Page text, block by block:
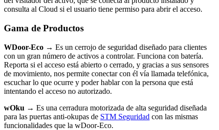
consulta al Cloud si el usuario tiene permiso para abrir el acceso.
Gama de Productos
WDoor-Eco → Es un cerrojo de seguridad diseñado para clientes
con un gran número de activos a controlar. Funciona con batería.
Reporta si el acceso está abierto o cerrado, y gracias a sus sensores
de movimiento, nos permite conectar con él vía llamada telefónica,
escuchar lo que ocurre y poder hablar con la persona que está
intentando el acceso no autorizado.
wOku → Es una cerradura motorizada de alta seguridad diseñada
para las puertas anti-okupas de STM Seguridad con las mismas
funcionalidades que la wDoor-Eco.